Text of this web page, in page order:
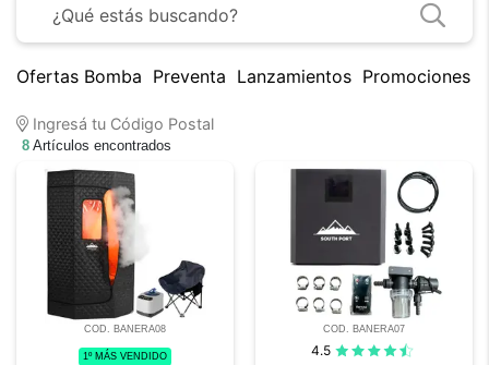
Ofertas Bomba Preventa Lanzamientos Promociones
Ingresá tu Código Postal
8 Artículos encontrados
COD. BANERA08
1º MÁS VENDIDO
COD. BANERA07
4.5